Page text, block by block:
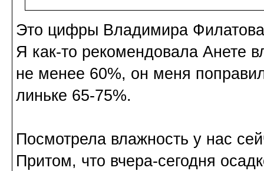
Это цифры Владимира
Я как-то рекомендовала Анете
не менее 60%, он меня
линьке 65-75%.
Посмотрела влажность у нас
Притом, что вчера-сегодня